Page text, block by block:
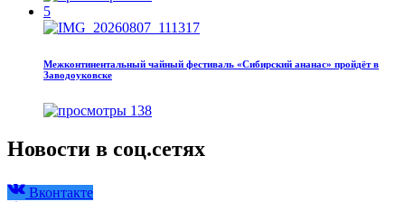
5
Межконтинентальный чайный фестиваль «Сибирский ананас» пройдёт в
Заводоуковске
138
Новости в соц.сетях
Вконтакте